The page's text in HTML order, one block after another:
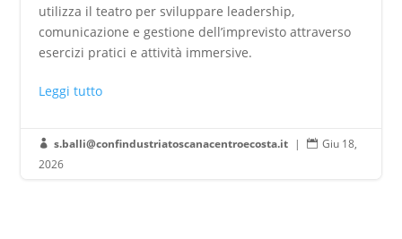
utilizza il teatro per sviluppare leadership,
comunicazione e gestione dell’imprevisto attraverso
esercizi pratici e attività immersive.
Leggi tutto
 s.balli@confindustriatoscanacentroecosta.it |  Giu 18,
2026